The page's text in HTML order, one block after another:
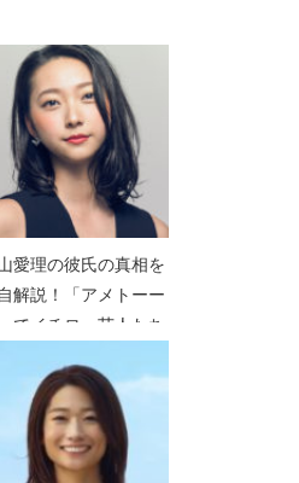
愛理の彼氏の真相を
解説！「アメトーー
でイチロー芸人たち